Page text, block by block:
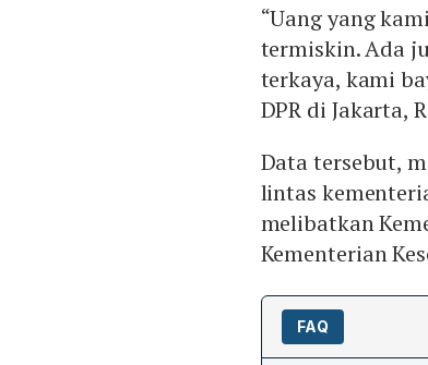
“Uang yang
termiskin. Ada
terkaya, kami
DPR di Jakarta,
Data tersebut,
lintas
melibatkan
Kementerian
FAQ